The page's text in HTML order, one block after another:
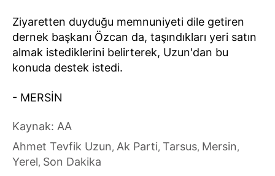
Ziyaretten duyduğu memnuniyeti dile getiren
dernek başkanı Özcan da, taşındıkları yeri satın
almak istediklerini belirterek, Uzun'dan bu
konuda destek istedi.
- MERSİN
Kaynak: AA
Ahmet Tevfik Uzun, Ak Parti, Tarsus, Mersin,
Yerel, Son Dakika